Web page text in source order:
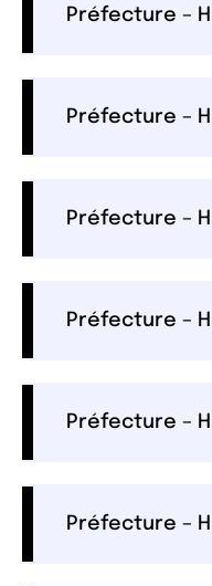
Préfecture –
Préfecture –
Préfecture –
Préfecture –
Préfecture –
Préfecture –